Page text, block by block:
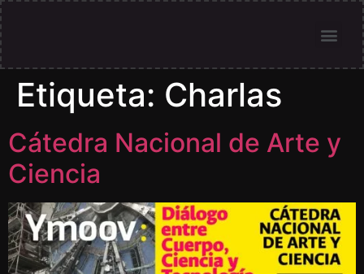
Etiqueta: Charlas
Cátedra Nacional de Arte y
Ciencia